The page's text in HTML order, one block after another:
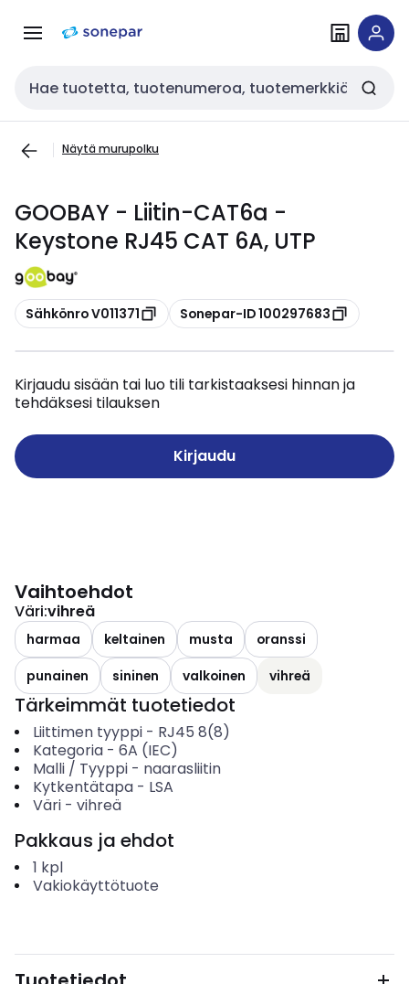
navigointiinsisältöön
Haku
Näytä murupolku
GOOBAY - Liitin-CAT6a -
Keystone RJ45 CAT 6A, UTP
Kopioi
Sähkönro V011371 Kopioi
Sonepar-ID 100297683
Kirjaudu sisään tai luo tili tarkistaaksesi hinnan ja
tehdäksesi tilauksen
Kirjaudu
Vaihtoehdot
Väri:vihreä
harmaa keltainen musta
oranssi
punainen
sininen valkoinen vihreä
Tärkeimmät tuotetiedot
Liittimen tyyppi- RJ45 8(8)
Kategoria- 6A (IEC)
Malli / Tyyppi- naarasliitin
Kytkentätapa- LSA
Väri- vihreä
Pakkaus ja ehdot
1 kpl
Vakiokäyttötuote